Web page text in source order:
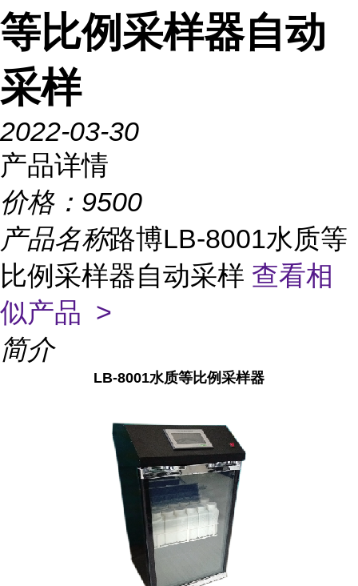
等比例采样器自动
采样
2022-03-30
产品详情
价格： 9500
产品名称路博LB-8001水质等
比例采样器自动采样 查看相
似产品 >
简介
LB-8001水质等比例采样器